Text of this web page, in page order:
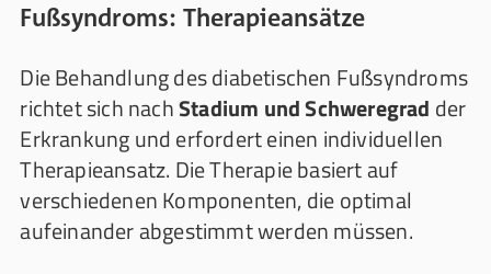
Fußsyndroms: Therapieansätze
Die Behandlung des diabetischen Fußsyndroms
richtet sich nachStadium und Schweregrad der
Erkrankung und erfordert einen individuellen
Therapieansatz. Die Therapie basiert auf
verschiedenen Komponenten, die optimal
aufeinander abgestimmt werden müssen.